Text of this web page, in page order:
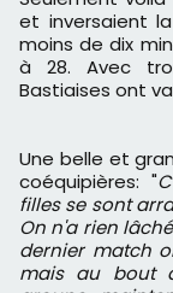
et inversaient
moins de dix
à 28. Avec
Bastiaises ont
Une belle et
coéquipières: "
filles se sont
On n'a rien
dernier match
mais au bout